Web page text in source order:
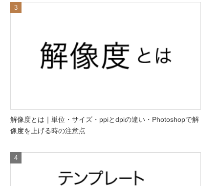
解像度とは｜単位・サイズ・ppiとdpiの違い・Photoshopで解
像度を上げる時の注意点